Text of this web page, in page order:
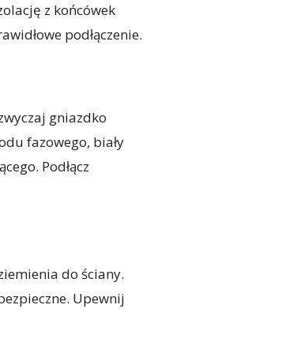
z końcówek
podłączenie.
gniazdko
fazowego, biały
Podłącz
do ściany.
Upewnij